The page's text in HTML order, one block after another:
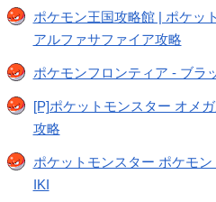
ポケモン王国攻略館 | ポケッ
アルファサファイア攻略
ポケモンフロンティア - ブラ
[P]ポケットモンスター オメ
攻略
ポケットモンスター ポケモ
IKI